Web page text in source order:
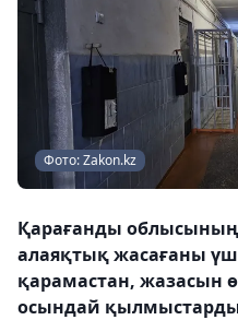
Фото: Zakon.kz
Қарағанды облысының
алаяқтық жасағаны
қарамастан, жазасын
осындай